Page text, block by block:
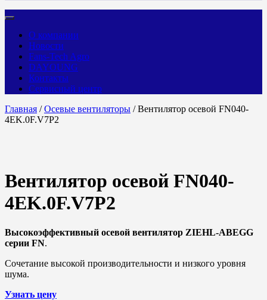
О компании
Новости
Fans-Tech Agro
DAYOUNG
Контакты
Сервисный центр
Главная /Осевые вентиляторы / Вентилятор осевой FN040-
4EK.0F.V7P2
Вентилятор осевой FN040-
4EK.0F.V7P2
Высокоэффективный осевой вентилятор ZIEHL-ABEGG
серии FN.
Сочетание высокой производительности и низкого уровня
шума.
Узнать цену